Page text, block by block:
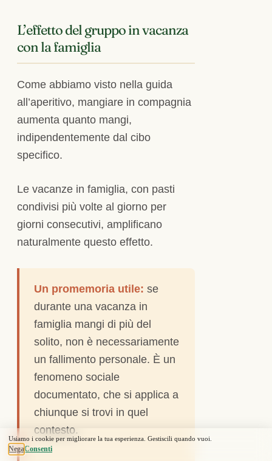
L’effetto del gruppo in vacanza
con la famiglia
Come abbiamo visto nella guida
all’aperitivo, mangiare in compagnia
aumenta quanto mangi,
indipendentemente dal cibo
specifico.
Le vacanze in famiglia, con pasti
condivisi più volte al giorno per
giorni consecutivi, amplificano
naturalmente questo effetto.
Un promemoria utile: se
durante una vacanza in
famiglia mangi di più del
solito, non è necessariamente
un fallimento personale. È un
fenomeno sociale
documentato, che si applica a
chiunque si trovi in quel
contesto.